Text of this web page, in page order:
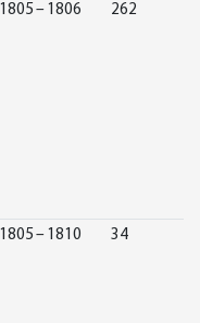
1805 – 1806 262
1805 – 1810 34